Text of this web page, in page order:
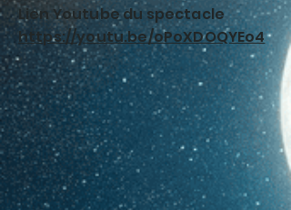
Lien Youtube du spectacle
https://youtu.be/oPoXDOQYEo4